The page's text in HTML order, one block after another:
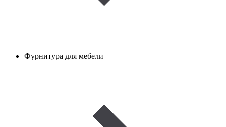
Фурнитура для мебели